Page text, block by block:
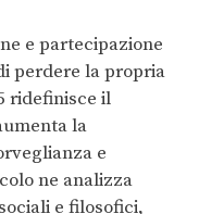
e partecipazione
perdere la propria
ridefinisce il
la
e
ne analizza
e filosofici,